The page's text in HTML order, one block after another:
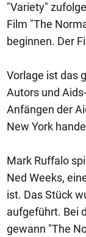
"Variety"
Film "The
beginnen. Der
Vorlage ist das
Autors und
Anfängen der
New York
Mark Ruffalo
Ned Weeks,
ist. Das Stück
aufgeführt. Bei
gewann "The